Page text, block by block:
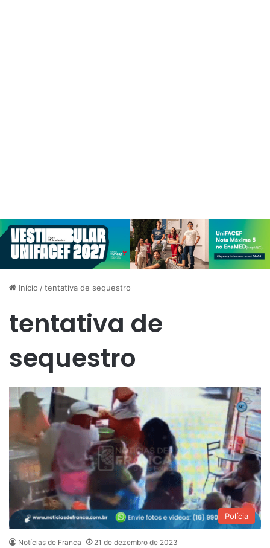
Início /tentativa de sequestro
tentativa de
sequestro
Polícia
Notícias de Franca 21 de dezembro de 2023